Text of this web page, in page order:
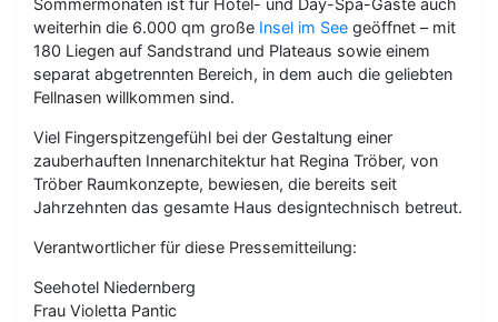
weiterhin die 6.000 qm große Insel im See geöffnet – mit
180 Liegen auf Sandstrand und Plateaus sowie einem
separat abgetrennten Bereich, in dem auch die geliebten
Fellnasen willkommen sind.
Viel Fingerspitzengefühl bei der Gestaltung einer
zauberhauften Innenarchitektur hat Regina Tröber, von
Tröber Raumkonzepte, bewiesen, die bereits seit
Jahrzehnten das gesamte Haus designtechnisch betreut.
Verantwortlicher für diese Pressemitteilung:
Seehotel Niedernberg
Frau Violetta Pantic